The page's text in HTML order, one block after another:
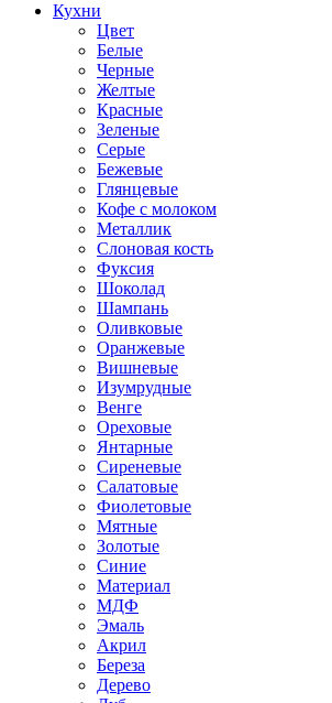
Кухни
Цвет
Белые
Черные
Желтые
Красные
Зеленые
Серые
Бежевые
Глянцевые
Кофе с молоком
Металлик
Слоновая кость
Фуксия
Шоколад
Шампань
Оливковые
Оранжевые
Вишневые
Изумрудные
Венге
Ореховые
Янтарные
Сиреневые
Салатовые
Фиолетовые
Мятные
Золотые
Синие
Материал
МДФ
Эмаль
Акрил
Береза
Дерево